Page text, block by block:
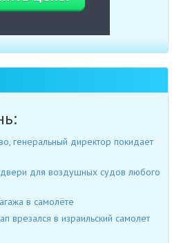
генеральный директор покидает
двери для воздушных судов любого
в самолёте
врезался в израильский самолет